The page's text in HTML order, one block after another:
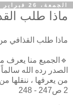
الجمعة، 26 فبراير 2016
ماذا طلب
ماذا طلب القذافي
🔹الجميع منا يعرف
الصدر رده الله
من يعرفها ، ننقلها
2 ص247 - 248